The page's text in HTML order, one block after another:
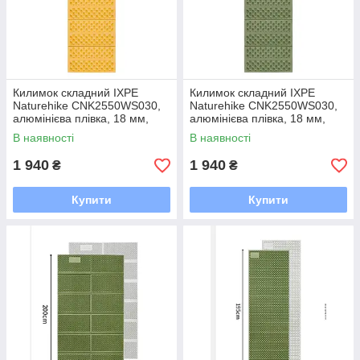
Килимок складний IXPE
Naturehike CNK2550WS030,
алюмінієва плівка, 18 мм,
медово-золотий
В наявності
1 940 ₴
Купити
Килимок складний IXPE
Naturehike CNK2550WS030,
алюмінієва плівка, 18 мм,
оливковий-зелений
В наявності
1 940 ₴
Купити